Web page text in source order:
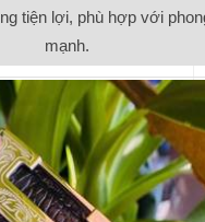
tiện lợi, phù hợp với
mạnh.